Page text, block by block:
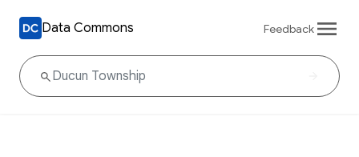
Data Commons Feedback